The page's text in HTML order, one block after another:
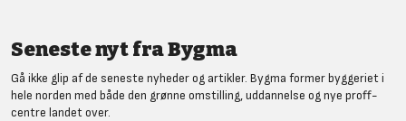
Seneste nyt fra Bygma
Gå ikke glip af de seneste nyheder og artikler. Bygma former byggeriet i
hele norden med både den grønne omstilling, uddannelse og nye proff-
centre landet over.